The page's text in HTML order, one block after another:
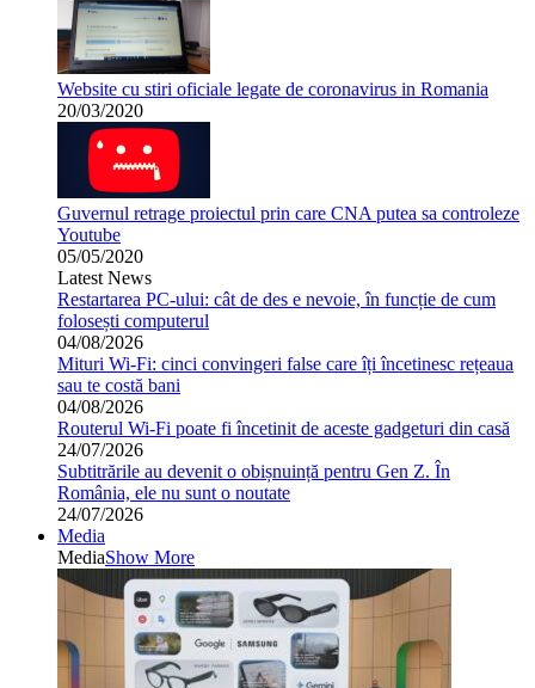
Website cu stiri oficiale legate de coronavirus in Romania
20/03/2020
Guvernul retrage proiectul prin care CNA putea sa controleze
Youtube
05/05/2020
Latest News
Restartarea PC-ului: cât de des e nevoie, în funcție de cum
folosești computerul
04/08/2026
Mituri Wi-Fi: cinci convingeri false care îți încetinesc rețeaua
sau te costă bani
04/08/2026
Routerul Wi-Fi poate fi încetinit de aceste gadgeturi din casă
24/07/2026
Subtitrările au devenit o obișnuință pentru Gen Z. În
România, ele nu sunt o noutate
24/07/2026
Media
MediaShow More